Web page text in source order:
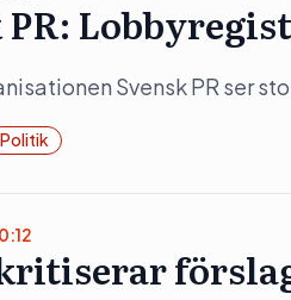
PR:
Svensk PR ser
Politik